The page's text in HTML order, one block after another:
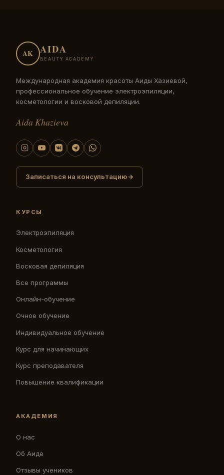
AK AIDA
BEAUTY ACADEMY
Международная академия красоты Аиды Хазиевой,
профессиональное обучение электроэпиляции,
косметологии и восковой депиляции.
Aida Khazieva
Записаться на консультацию
КУРСЫ
Электроэпиляция
Косметология
Восковая депиляция
Все программы
Онлайн-обучение
Очное обучение
Индивидуальное обучение
Курс для начинающих
Курс преподавателя
Повышение квалификации
АКАДЕМИЯ
О нас
Об Аиде
Отзывы учеников